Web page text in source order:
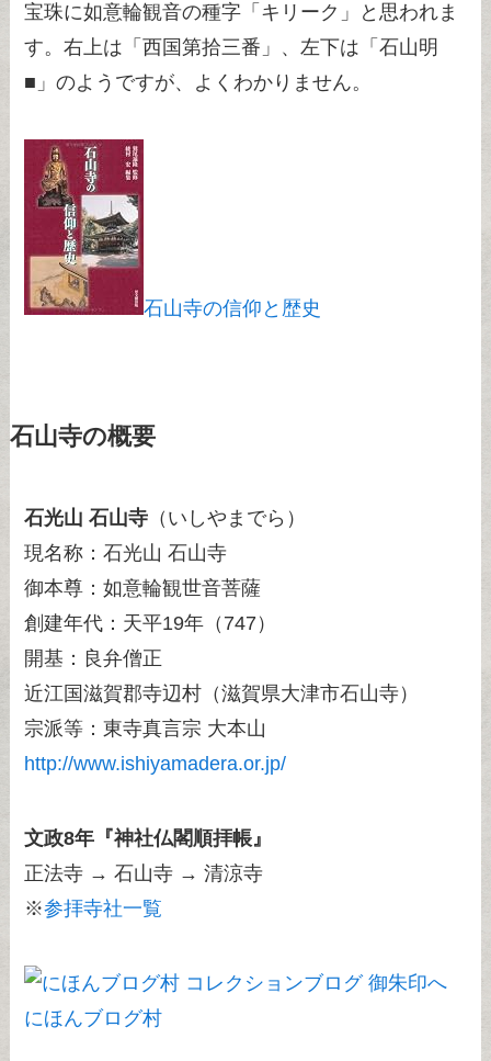
宝珠に如意輪観音の種字「キリーク」と思われま
す。右上は「西国第拾三番」、左下は「石山明
■」のようですが、よくわかりません。
石山寺の信仰と歴史
石山寺の概要
石光山 石山寺 （いしやまでら）
現名称：石光山 石山寺
御本尊：如意輪観世音菩薩
創建年代：天平19年（747）
開基：良弁僧正
近江国滋賀郡寺辺村（滋賀県大津市石山寺）
宗派等：東寺真言宗 大本山
http://www.ishiyamadera.or.jp/
文政8年『神社仏閣順拝帳』
正法寺 → 石山寺 → 清涼寺
※参拝寺社一覧
にほんブログ村